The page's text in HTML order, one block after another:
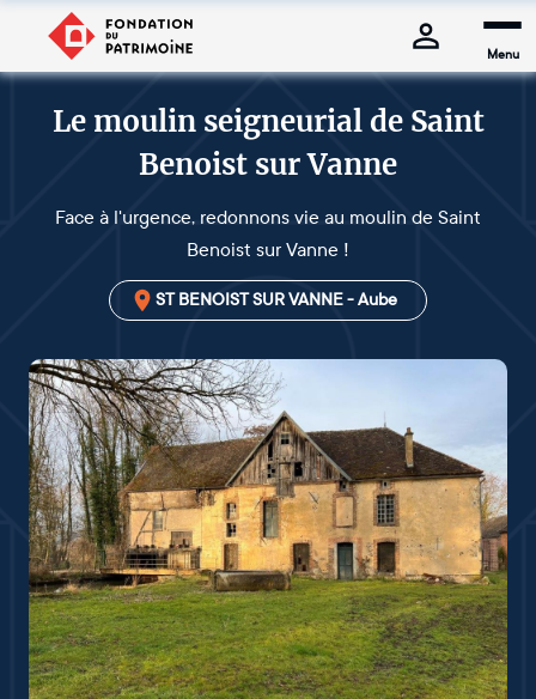
Menu
Le moulin seigneurial de Saint
Benoist sur Vanne
Face à l'urgence, redonnons vie au moulin de Saint
Benoist sur Vanne !
ST BENOIST SUR VANNE - Aube